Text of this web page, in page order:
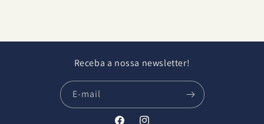
Receba a nossa newsletter!
E-mail